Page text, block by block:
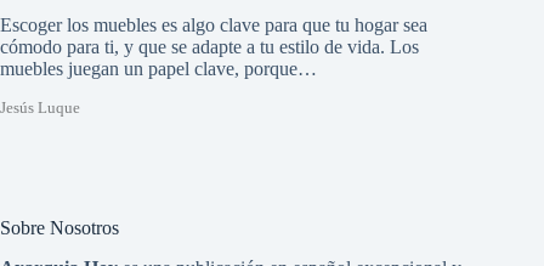
Escoger los muebles es algo clave para que tu hogar sea
cómodo para ti, y que se adapte a tu estilo de vida. Los
muebles juegan un papel clave, porque…
Jesús Luque
Sobre Nosotros